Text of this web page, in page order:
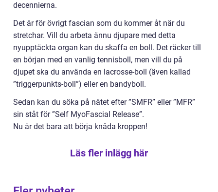
decennierna.
Det är för övrigt fascian som du kommer åt när du
stretchar. Vill du arbeta ännu djupare med detta
nyupptäckta organ kan du skaffa en boll. Det räcker till
en början med en vanlig tennisboll, men vill du på
djupet ska du använda en lacrosse-boll (även kallad
”triggerpunkts-boll”) eller en bandyboll.
Sedan kan du söka på nätet efter ”SMFR” eller ”MFR”
sin ståt för ”Self MyoFascial Release”.
Nu är det bara att börja knåda kroppen!
Läs fler inlägg här